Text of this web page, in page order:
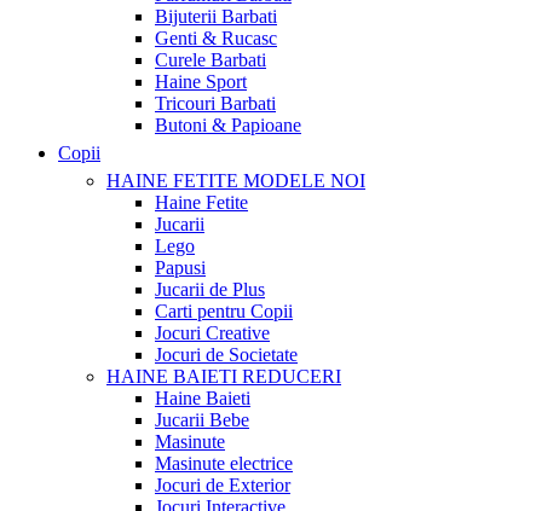
Bijuterii Barbati
Genti & Rucasc
Curele Barbati
Haine Sport
Tricouri Barbati
Butoni & Papioane
Copii
HAINE FETITE MODELE NOI
Haine Fetite
Jucarii
Lego
Papusi
Jucarii de Plus
Carti pentru Copii
Jocuri Creative
Jocuri de Societate
HAINE BAIETI REDUCERI
Haine Baieti
Jucarii Bebe
Masinute
Masinute electrice
Jocuri de Exterior
Jocuri Interactive